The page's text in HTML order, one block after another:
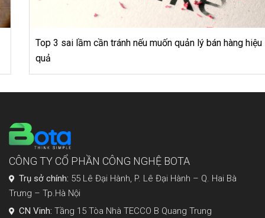
Top 3 sai lầm cần tránh nếu muốn quản lý bán hàng hiệu
CÔNG TY CỔ PHẦN CÔNG NGHỆ BOTA
Trụ sở chính: 55 Lê Đại Hành, P. Lê Đại Hành – Q. Hai Bà
Trưng – Tp.Hà Nội
CN Vinh: Tầng 15 Tòa Nhà TECCO B Quang Trung